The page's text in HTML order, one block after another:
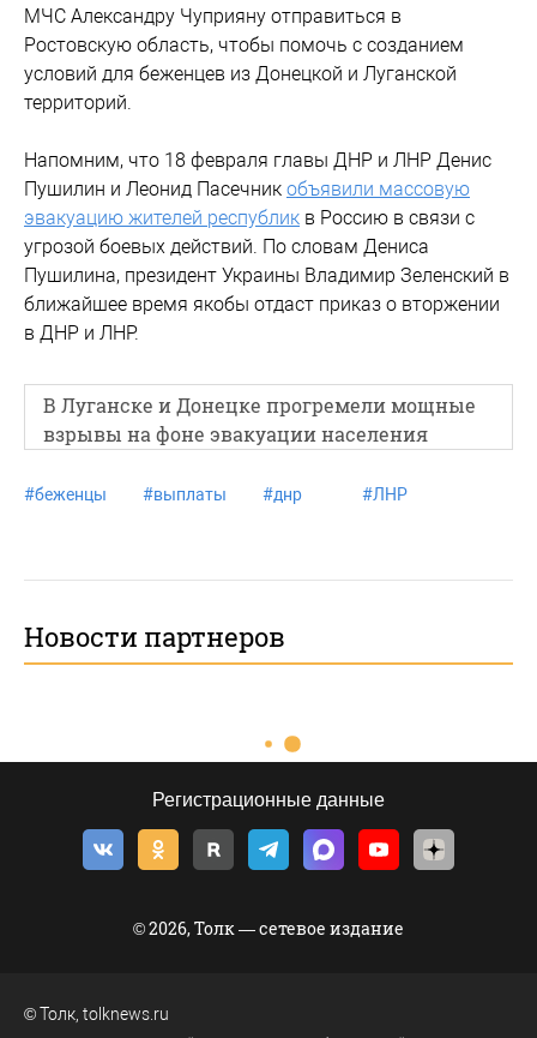
МЧС Александру Чуприяну отправиться в
Ростовскую область, чтобы помочь с созданием
условий для беженцев из Донецкой и Луганской
территорий.
Напомним, что 18 февраля главы ДНР и ЛНР Денис
Пушилин и Леонид Пасечник объявили массовую
эвакуацию жителей республик в Россию в связи с
угрозой боевых действий. По словам Дениса
Пушилина, президент Украины Владимир Зеленский в
ближайшее время якобы отдаст приказ о вторжении
в ДНР и ЛНР.
В Луганске и Донецке прогремели мощные
взрывы на фоне эвакуации населения
#беженцы #выплаты #днр #ЛНР
Новости партнеров
Регистрационные данные
© 2026, Толк — сетевое издание
©Толк tolknews.ru